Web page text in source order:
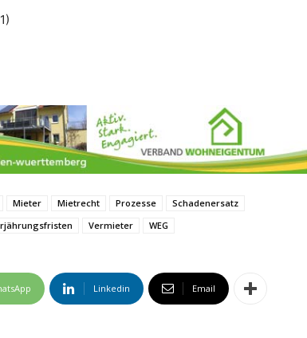
Mieter Mietrecht Prozesse
Schadenersatz
Vermieter WEG
Linkedin Email